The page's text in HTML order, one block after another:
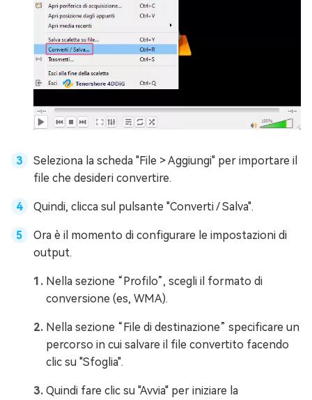
Seleziona la scheda "File > Aggiungi" per importare il
file che desideri convertire.
Quindi, clicca sul pulsante "Converti / Salva".
Ora è il momento di configurare le impostazioni di
output.
Nella sezione “Profilo”, scegli il formato di
conversione (es, WMA).
Nella sezione “File di destinazione” specificare un
percorso in cui salvare il file convertito facendo
clic su "Sfoglia".
Quindi fare clic su "Avvia" per iniziare la